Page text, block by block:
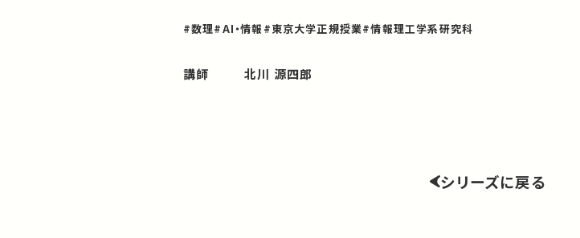
#数理#AI・情報 #東京大学正規授業#情報理工学系研究科
講師 北川 源四郎
シリーズに戻る